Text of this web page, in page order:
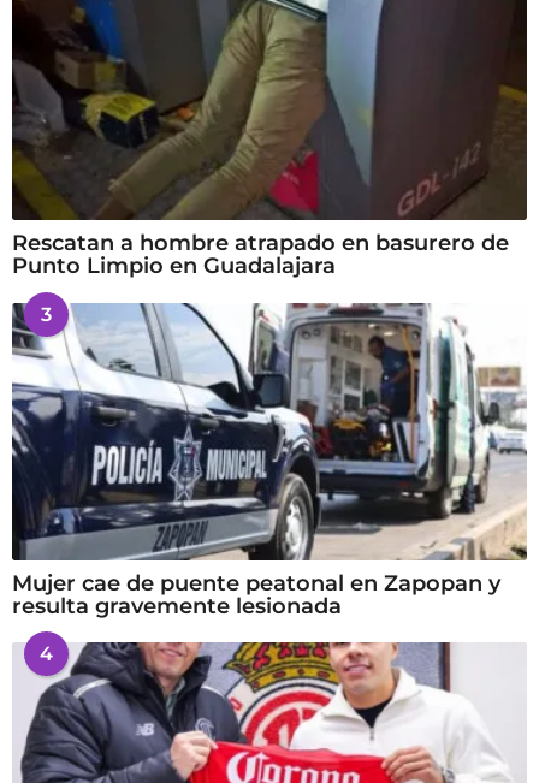
Rescatan a hombre atrapado en basurero de
Punto Limpio en Guadalajara
3
Mujer cae de puente peatonal en Zapopan y
resulta gravemente lesionada
4